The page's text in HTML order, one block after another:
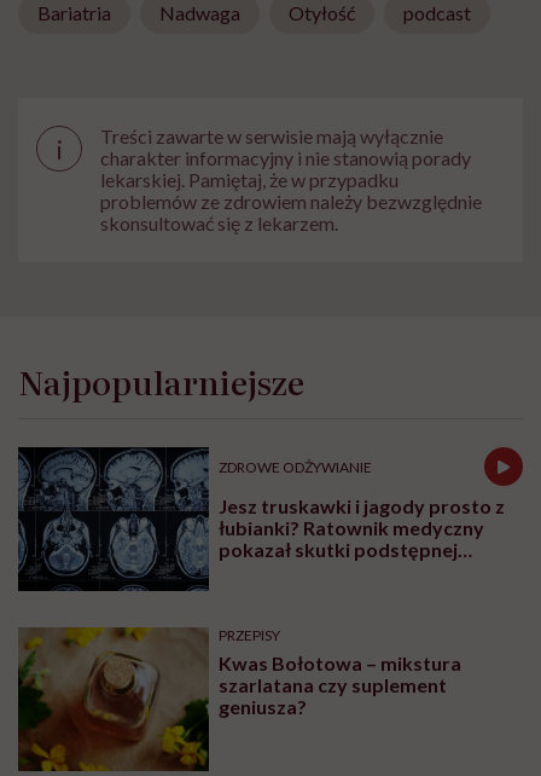
Bariatria Nadwaga Otyłość podcast
i
Treści zawarte w serwisie mają wyłącznie
charakter informacyjny i nie stanowią porady
lekarskiej. Pamiętaj, że w przypadku
problemów ze zdrowiem należy bezwzględnie
skonsultować się z lekarzem.
Najpopularniejsze
ZDROWE ODŻYWIANIE
Jesz truskawki i jagody prosto z
łubianki? Ratownik medyczny
pokazał skutki podstępnej
PRZEPISY
Kwas Bołotowa – mikstura
szarlatana czy suplement
geniusza?